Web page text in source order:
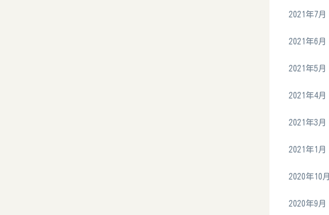
2021年7月
2021年6月
2021年5月
2021年4月
2021年3月
2021年1月
2020年10月
2020年9月